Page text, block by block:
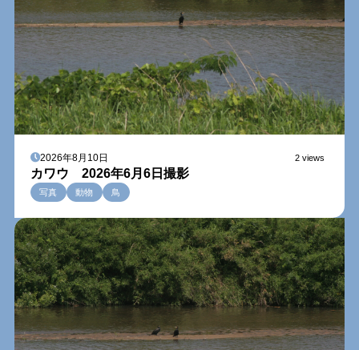
2026年8月10日 2 views
カワウ 2026年6月6日撮影
写真 動物 鳥